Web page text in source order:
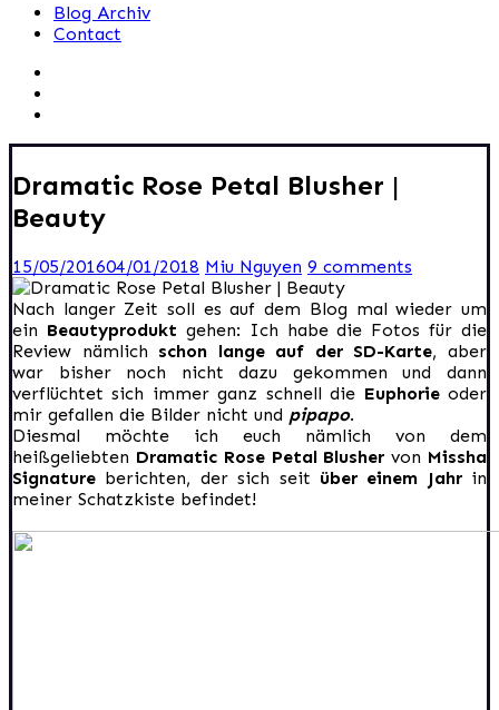
Blog Archiv
Contact
Dramatic Rose Petal Blusher |
Beauty
15/05/201604/01/2018 Miu Nguyen 9 comments
Nach langer Zeit soll es auf dem Blog mal wieder um
ein Beautyprodukt gehen: Ich habe die Fotos für die
Review nämlich schon lange auf der SD-Karte, aber
war bisher noch nicht dazu gekommen und dann
verflüchtet sich immer ganz schnell die Euphorieoder
mir gefallen die Bilder nicht und pipapo.
Diesmal möchte ich euch nämlich von dem
heißgeliebten Dramatic Rose Petal Blusher von Missha
Signature berichten, der sich seit über einem Jahrin
meiner Schatzkiste befindet!